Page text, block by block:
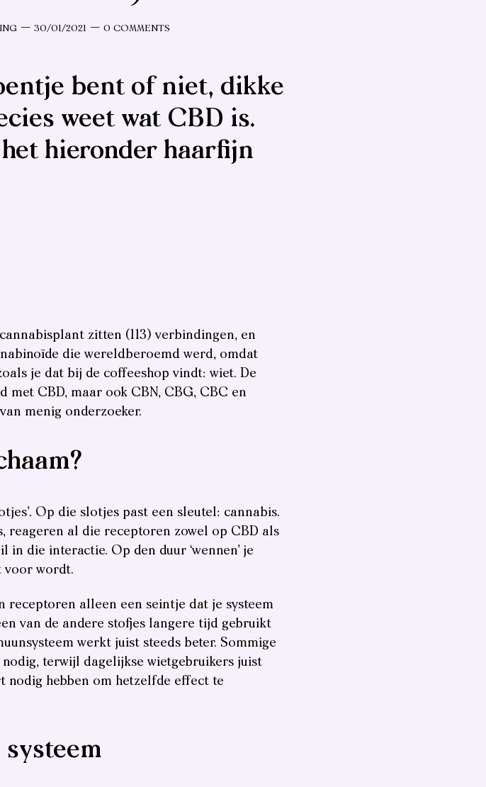
Post-
30/01/2021 Opmerkingen
0 COMMENTS
bent of niet, dikke
weet wat CBD is.
het hieronder haarfijn
zitten (113) verbindingen, en
die wereldberoemd werd, omdat
je dat bij de coffeeshop vindt: wiet. De
met CBD, maar ook CBN, CBG, CBC en
menig onderzoeker.
Op die slotjes past een sleutel: cannabis.
reageren al die receptoren zowel op CBD als
die interactie. Op den duur ‘wennen’ je
voor wordt.
receptoren alleen een seintje dat je systeem
van de andere stofjes langere tijd gebruikt
werkt juist steeds beter. Sommige
terwijl dagelijkse wietgebruikers juist
nodig hebben om hetzelfde effect te